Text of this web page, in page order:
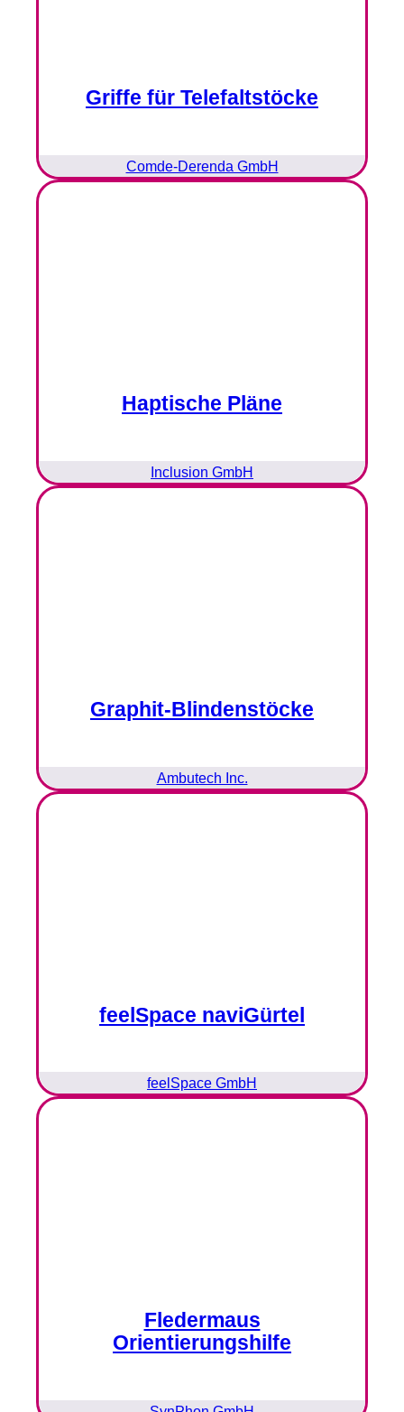
Griffe für Telefaltstöcke
Comde-Derenda GmbH
Haptische Pläne
Inclusion GmbH
Graphit-Blindenstöcke
Ambutech Inc.
feelSpace naviGürtel
feelSpace GmbH
Fledermaus
Orientierungshilfe